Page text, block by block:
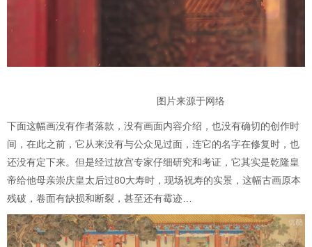
图片来源于网络
下面这幅画没有作者落款，没有画面内容介绍，也没有确切的创作时
间，在此之前，它从来没有与公众见过面，连它的名字在修复时，也
还没有定下来。但是经过故宫专家仔细研究和考证，它其实是乾隆皇
帝给他母亲崇庆皇太后过80大寿时，现场祝寿的实景，这幅古画原本
残破，卷面有缺损和断裂，甚至还有霉迹…